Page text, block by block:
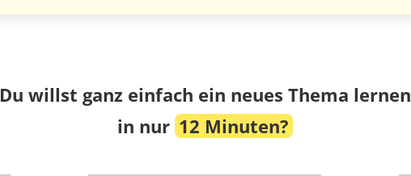
Du willst ganz einfach ein neues Thema lernen
in nur 12 Minuten?